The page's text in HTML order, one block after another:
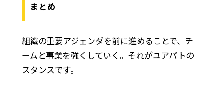
まとめ
組織の重要アジェンダを前に進めることで、チ
ームと事業を強くしていく。それがユアパトの
スタンスです。